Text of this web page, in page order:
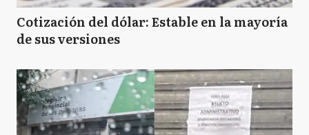
Cotización del dólar: Estable en la mayoría
de sus versiones